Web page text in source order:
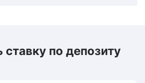
ставку по депозиту